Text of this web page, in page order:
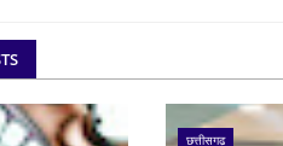
छत्तीसगढ़